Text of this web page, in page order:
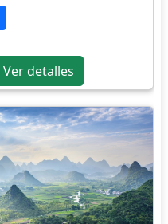
Ver detalles